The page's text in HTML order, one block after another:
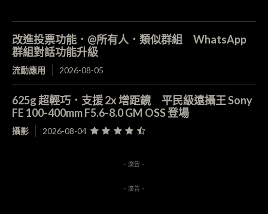
改進投票功能．@所有人．類似群組 WhatsApp
群組對話功能升級
流動應用 2026-08-05
625g 超輕巧．支援 2x 增距鏡 平民級遠攝王 Sony
FE 100-400mm F5.6-8.0 GM OSS 登場
攝影 2026-08-04
- 廣告 -
- 廣告 -